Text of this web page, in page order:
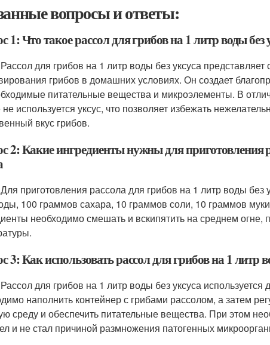
вопросы и ответы:
1: Что такое рассол для грибов на 1 литр воды без
для грибов на 1 литр воды без уксуса представляет
грибов в домашних условиях. Он создает
питательные вещества и микроэлементы. В
не используется уксус, что позволяет избежать
вкус грибов.
2: Какие ингредиенты нужны для приготовления
приготовления рассола для грибов на 1 литр воды
100 граммов сахара, 10 граммов соли, 10 граммов
необходимо смешать и вскипятить на среднем огне,
3: Как использовать рассол для грибов на 1 литр
для грибов на 1 литр воды без уксуса
наполнить контейнер с грибами рассолом, а затем
среду и обеспечить питательные вещества. При этом
и не стал причиной размножения патогенных